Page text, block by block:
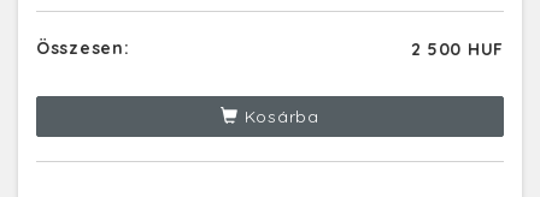
Összesen: 2 500 HUF
Kosárba